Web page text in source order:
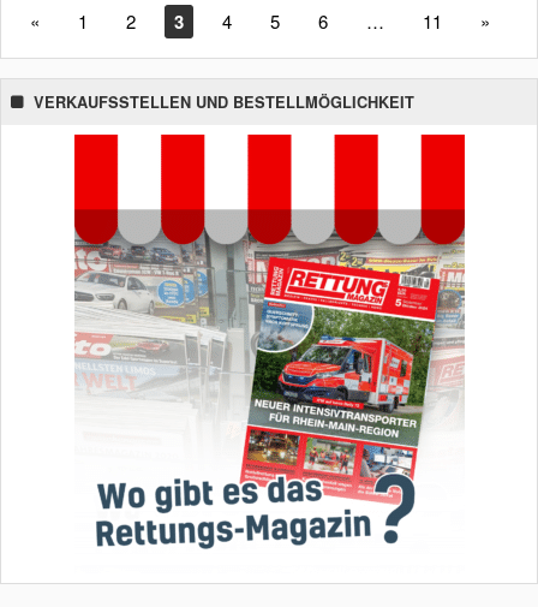
« 1 2 3 4 5 6 … 11 »
VERKAUFSSTELLEN UND BESTELLMÖGLICHKEIT